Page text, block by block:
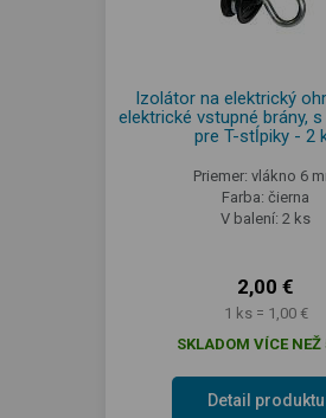
Izolátor na elektrický
elektrické vstupné brány,
pre T-stĺpiky - 2
Priemer: vlákno 6
Farba: čierna
V balení: 2 ks
2,00 €
1 ks = 1,00 €
SKLADOM VÍCE NEŽ
Detail produktu